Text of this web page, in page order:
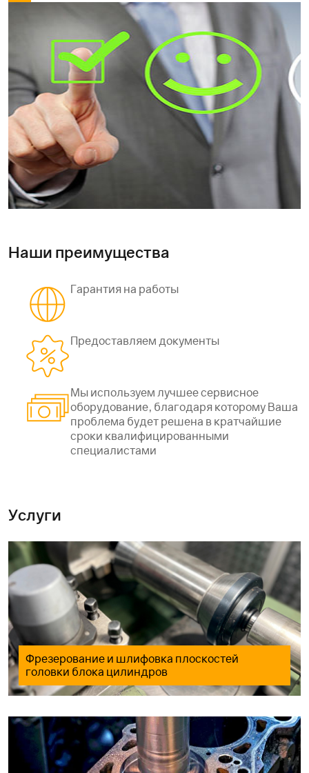
Наши преимущества
Гарантия на работы
Предоставляем документы
Мы используем лучшее сервисное
оборудование, благодаря которому Ваша
проблема будет решена в кратчайшие
сроки квалифицированными
специалистами
Услуги
Фрезерование и шлифовка плоскостей
головки блока цилиндров